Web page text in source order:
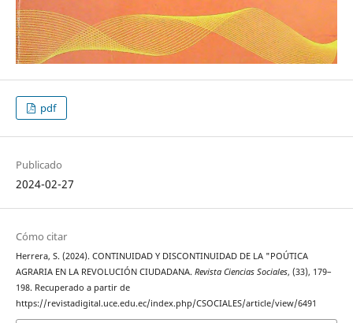
pdf
Publicado
2024-02-27
Cómo citar
Herrera, S. (2024). CONTINUIDAD Y DISCONTINUIDAD DE LA "POÚTICA
AGRARIA EN LA REVOLUCIÓN CIUDADANA. Revista Ciencias Sociales, (33), 179–
198. Recuperado a partir de
https://revistadigital.uce.edu.ec/index.php/CSOCIALES/article/view/6491